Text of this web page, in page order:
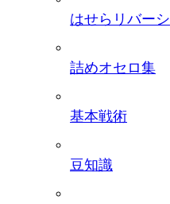
はせらリバーシ
詰めオセロ集
基本戦術
豆知識